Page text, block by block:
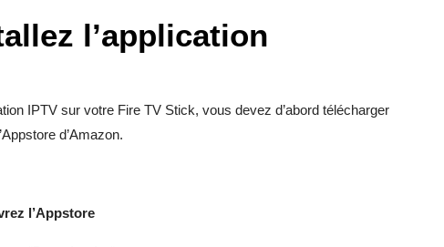
l’application
IPTV sur votre Fire TV Stick, vous devez d’abord télécharger
d’Amazon.
l’Appstore